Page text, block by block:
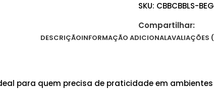
SKU: CBBCBBLS-BEG
Compartilhar:
DESCRIÇÃOINFORMAÇÃO ADICIONALAVALIAÇÕES
para quem precisa de praticidade em